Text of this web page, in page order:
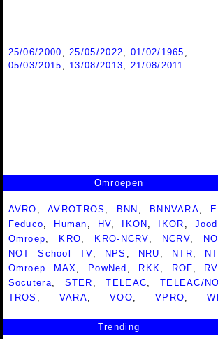
25/06/2000 ,25/05/2022, 01/02/1965 ,
05/03/2015 , 13/08/2013, 21/08/2011
Omroepen
AVRO ,AVROTROS , BNN , BNNVARA,
Feduco, Human , HV, IKON , IKOR ,
Omroep, KRO, KRO-NCRV, NCRV,
NOT School TV, NPS , NRU , NTR,
Omroep MAX, PowNed , RKK, ROF,
Socutera, STER ,TELEAC, TELEAC/
TROS , VARA,VOO,VPRO,
Trending